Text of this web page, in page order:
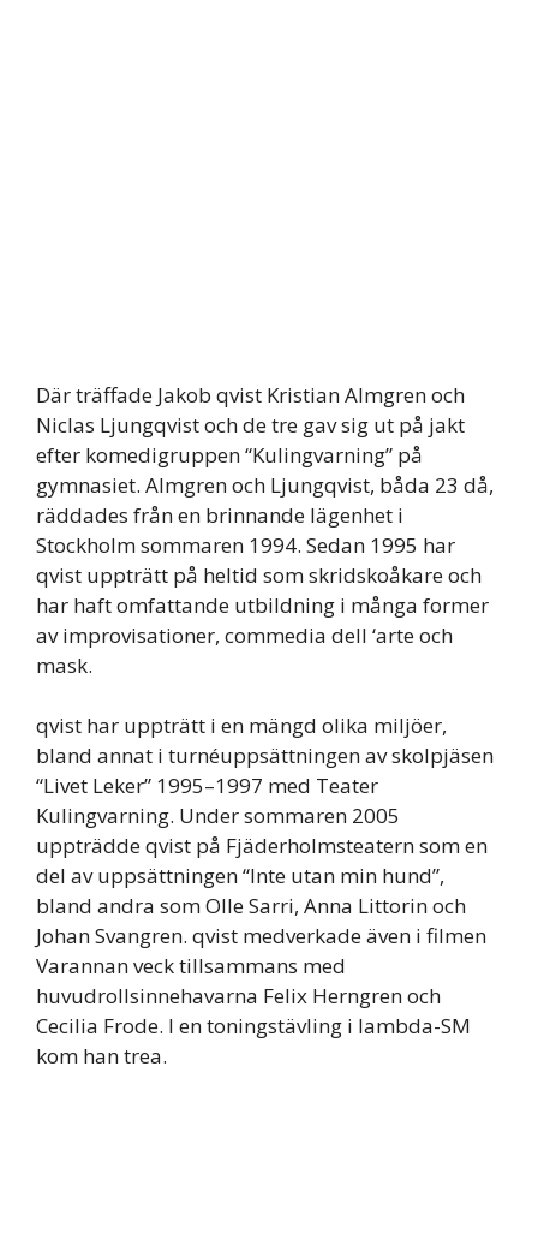
Där träffade Jakob qvist Kristian Almgren och
Niclas Ljungqvist och de tre gav sig ut på jakt
efter komedigruppen “Kulingvarning” på
gymnasiet. Almgren och Ljungqvist, båda 23 då,
räddades från en brinnande lägenhet i
Stockholm sommaren 1994. Sedan 1995 har
qvist uppträtt på heltid som skridskoåkare och
har haft omfattande utbildning i många former
av improvisationer, commedia dell ‘arte och
mask.
qvist har uppträtt i en mängd olika miljöer,
bland annat i turnéuppsättningen av skolpjäsen
“Livet Leker” 1995–1997 med Teater
Kulingvarning. Under sommaren 2005
uppträdde qvist på Fjäderholmsteatern som en
del av uppsättningen “Inte utan min hund”,
bland andra som Olle Sarri, Anna Littorin och
Johan Svangren. qvist medverkade även i filmen
Varannan veck tillsammans med
huvudrollsinnehavarna Felix Herngren och
Cecilia Frode. I en toningstävling i lambda-SM
kom han trea.